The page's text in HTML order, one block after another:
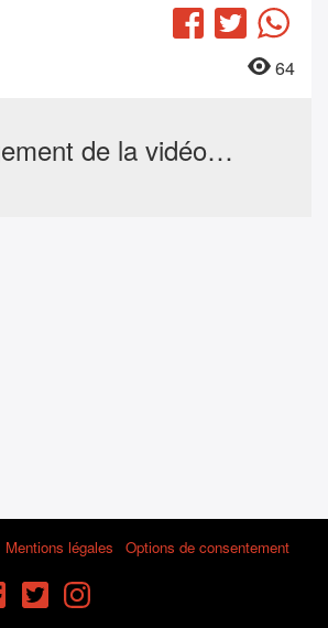
Facebook
Twitter
64
de la vidéo…
Mentions légales Options de consentement
FacebookTwitterInstagram